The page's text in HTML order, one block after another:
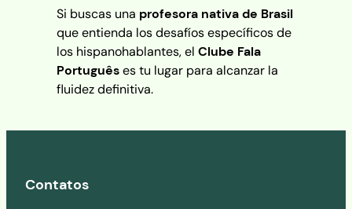
Si buscas una profesora nativa de Brasil
que entienda los desafíos específicos de
los hispanohablantes, el Clube Fala
Portuguêses tu lugar para alcanzar la
fluidez definitiva.
Contatos